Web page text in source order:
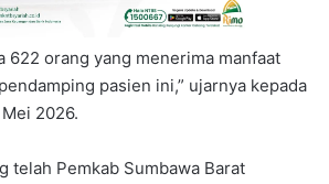
622 orang yang menerima manfaat
pasien ini,” ujarnya kepada
2026.
telah Pemkab Sumbawa Barat